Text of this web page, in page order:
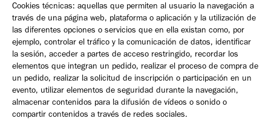
Cookies técnicas: aquellas que permiten al usuario la navegación a
través de una página web, plataforma o aplicación y la utilización de
las diferentes opciones o servicios que en ella existan como, por
ejemplo, controlar el tráfico y la comunicación de datos, identificar
la sesión, acceder a partes de acceso restringido, recordar los
elementos que integran un pedido, realizar el proceso de compra de
un pedido, realizar la solicitud de inscripción o participación en un
evento, utilizar elementos de seguridad durante la navegación,
almacenar contenidos para la difusión de vídeos o sonido o
compartir contenidos a través de redes sociales.